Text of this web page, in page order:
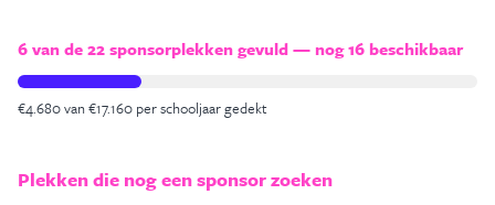
6 van de 22 sponsorplekken gevuld — nog 16 beschikbaar
€4.680 van €17.160 per schooljaar gedekt
Plekken die nog een sponsor zoeken